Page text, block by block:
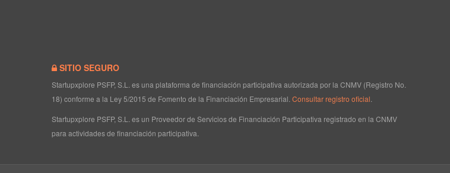
SITIO SEGURO
Startupxplore PSFP, S.L. es una plataforma de financiación participativa autorizada por la CNMV (Registro No.
18) conforme a la Ley 5/2015 de Fomento de la Financiación Empresarial. Consultar registro oficial
Startupxplore PSFP, S.L. es un Proveedor de Servicios de Financiación Participativa registrado en la CNMV
para actividades de financiación participativa.